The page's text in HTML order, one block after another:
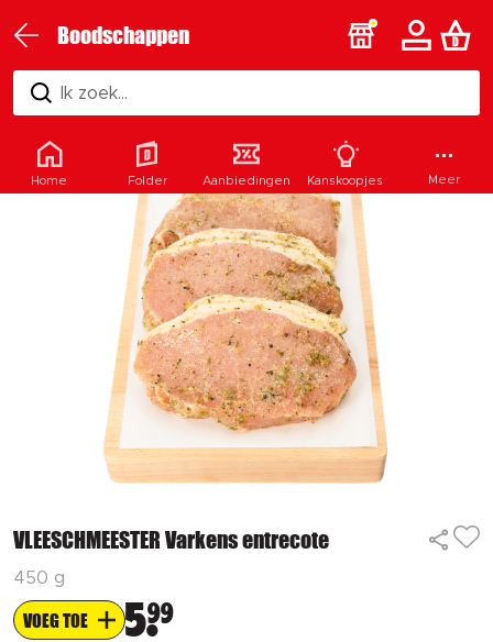
Boodschappen
Ik zoek...
VLEESCHMEESTER Varkens entrecote
450 g
VOEG TOE 599
Home Folder Aanbiedingen Kanskoopjes Meer